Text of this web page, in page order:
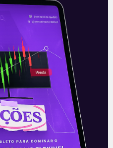
o poder de marca,
do cliente em
produto. A
ser protegida…